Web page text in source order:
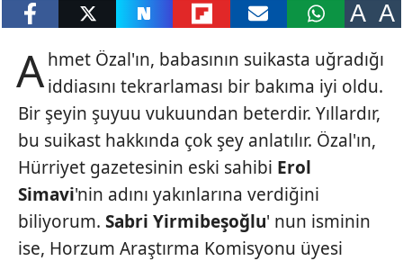
A A
Ahmet Özal'ın, babasının suikasta uğradığı
iddiasını tekrarlaması bir bakıma iyi oldu.
Bir şeyin şuyuu vukuundan beterdir. Yıllardır,
bu suikast hakkında çok şey anlatılır. Özal'ın,
Hürriyet gazetesinin eski sahibi Erol
Simavi'nin adını yakınlarına verdiğini
biliyorum. Sabri Yirmibeşoğlu' nun isminin
ise, Horzum Araştırma Komisyonu üyesi